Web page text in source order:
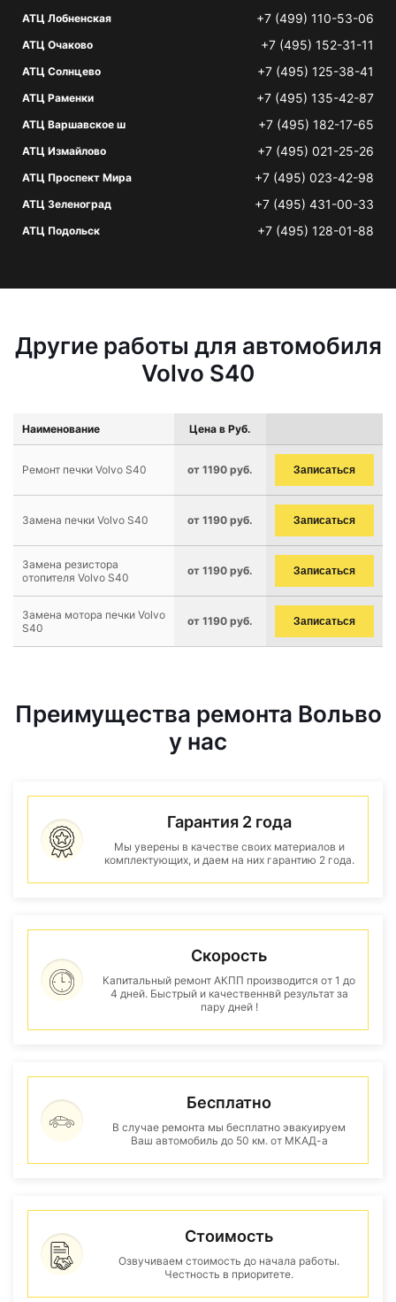
АТЦ Лобненская +7 (499) 110-53-06
АТЦ Очаково +7 (495) 152-31-11
АТЦ Солнцево +7 (495) 125-38-41
АТЦ Раменки +7 (495) 135-42-87
АТЦ Варшавское ш +7 (495) 182-17-65
АТЦ Измайлово +7 (495) 021-25-26
АТЦ Проспект Мира +7 (495) 023-42-98
АТЦ Зеленоград +7 (495) 431-00-33
АТЦ Подольск +7 (495) 128-01-88
Другие работы для автомобиля
Volvo S40
Наименование Цена в Руб.
Ремонт печки Volvo S40 от 1190 руб. Записаться
Замена печки Volvo S40 от 1190 руб. Записаться
Замена резистора
отопителя Volvo S40
от 1190 руб. Записаться
Замена мотора печки Volvo
S40
от 1190 руб. Записаться
Преимущества ремонта Вольво
у нас
Гарантия 2 года
Мы уверены в качестве своих материалов и
комплектующих, и даем на них гарантию 2 года.
Скорость
Капитальный ремонт АКПП производится от 1 до
4 дней. Быстрый и качественнвй результат за
пару дней !
Бесплатно
В случае ремонта мы бесплатно эвакуируем
Ваш автомобиль до 50 км. от МКАД-а
Стоимость
Озвучиваем стоимость до начала работы.
Честность в приоритете.